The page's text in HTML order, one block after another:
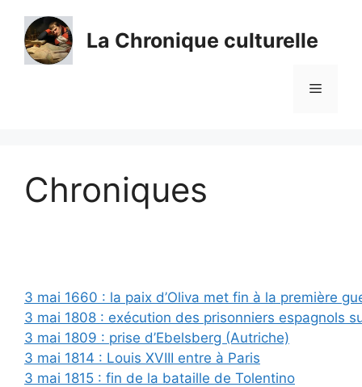
contenu
La Chronique culturelle
Menu
Chroniques
3 mai 1660 : la paix d’Oliva met fin à la première
3 mai 1808 : exécution des prisonniers espagnols
3 mai 1809 : prise d’Ebelsberg (Autriche)
3 mai 1814 : Louis XVIII entre à Paris
3 mai 1815 : fin de la bataille de Tolentino